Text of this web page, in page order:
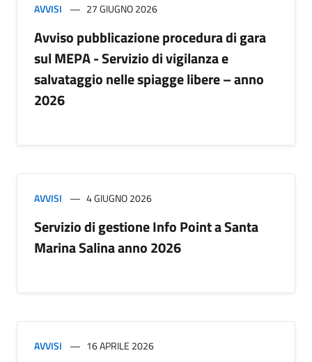
AVVISI 27 GIUGNO 2026
Avviso pubblicazione procedura di gara
sul MEPA - Servizio di vigilanza e
salvataggio nelle spiagge libere – anno
2026
AVVISI 4 GIUGNO 2026
Servizio di gestione Info Point a Santa
Marina Salina anno 2026
AVVISI 16 APRILE 2026